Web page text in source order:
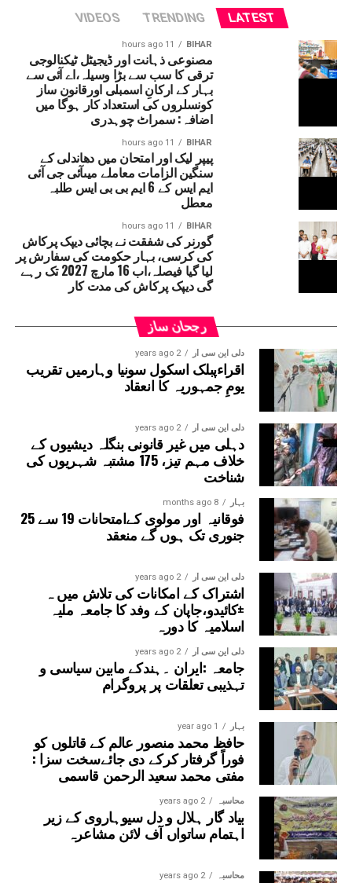
LATEST
TRENDING
VIDEOS
BIHAR
11 hours ago
مصنوعی ذہانت اور ڈیجیٹل ٹیکنالوجی
ترقی کا سب سے بڑا وسیلہ،اے آئی سے
بہار کے ارکانِ اسمبلی اورقانون ساز
کونسلروں کی استعداد کار ہوگا میں
اضافہ: سمراٹ چوہدری
BIHAR
11 hours ago
پیپر لیک اور امتحان میں دھاندلی کے
سنگین الزامات معاملے میںآئی جی آئی
ایم ایس کے 6 ایم بی بی ایس طلبہ
معطل
BIHAR
11 hours ago
گورنر کی شفقت نے بچائی دیپک پرکاش
کی کرسی، بہار حکومت کی سفارش پر
لیا گیا فیصلہ،اب 16 مارچ 2027 تک رہے
گی دیپک پرکاش کی مدت کار
رجحان ساز
دلی این سی آر 2 years ago
اقراءپبلک اسکول سونیا وہارمیں تقریب
یومِ جمہوریہ کا انعقاد
دلی این سی آر 2 years ago
دہلی میں غیر قانونی بنگلہ دیشیوں کے
خلاف مہم تیز، 175 مشتبہ شہریوں کی
شناخت
بہار 8 months ago
فوقانیہ اور مولوی کےامتحانات 19 سے 25
جنوری تک ہوں گے منعقد
دلی این سی آر 2 years ago
اشتراک کے امکانات کی تلاش میں ہ
±کائیدو،جاپان کے وفد کا جامعہ ملیہ
اسلامیہ کا دورہ
دلی این سی آر 2 years ago
جامعہ :ایران ۔ہندکے مابین سیاسی و
تہذیبی تعلقات پر پروگرام
بہار 1 year ago
حافظ محمد منصور عالم کے قاتلوں کو
فوراً گرفتار کرکے دی جائےسخت سزا :
مفتی محمد سعید الرحمن قاسمی
محاسبہ 2 years ago
بیاد گار ہلال و دل سیوہاروی کے زیر
اہتمام ساتواں آف لائن مشاعرہ
محاسبہ 2 years ago